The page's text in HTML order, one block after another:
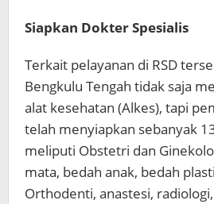
Siapkan Dokter Spesialis
Terkait pelayanan di RSD
Bengkulu Tengah tidak saja
alat kesehatan (Alkes), tapi
telah menyiapkan sebanyak
meliputi Obstetri dan
mata, bedah anak, bedah
Orthodenti, anastesi,